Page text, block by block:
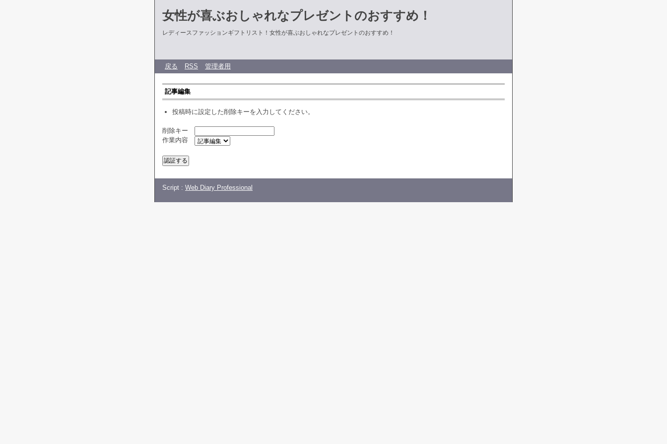
女性が喜ぶおしゃれなプレゼントのおすすめ！
レディースファッションギフトリスト！女性が喜ぶおしゃれなプレゼントのおすすめ！
戻る RSS 管理者用
記事編集
投稿時に設定した削除キーを入力してください。
削除キー
作業内容
Script : Web Diary Professional